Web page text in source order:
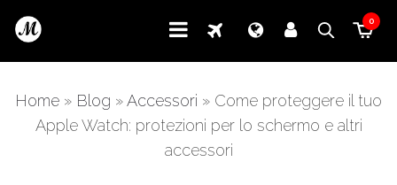
0
Home » Blog »Accessori » Come proteggere il tuo
Apple Watch: protezioni per lo schermo e altri
accessori